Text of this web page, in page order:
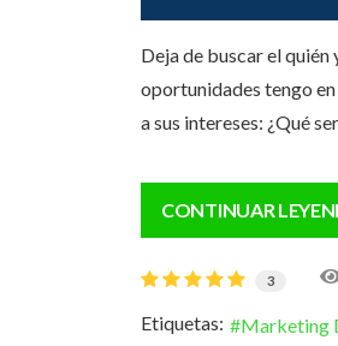
Deja de buscar el
oportunidades tengo en
a sus intereses: ¿Qué
CONTINUAR
3
Etiquetas: Marketing